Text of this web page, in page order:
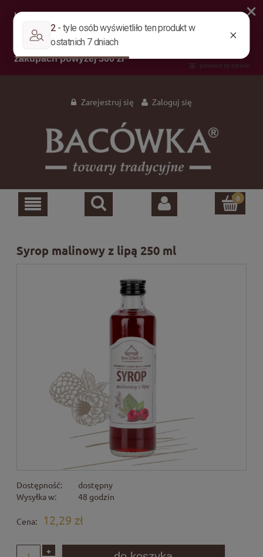
Zarejestruj się Zaloguj się
Syrop malinowy z lipą 250 ml
Dostępność:
dostępny
Wysyłka w:
48 godzin
Cena: 12,29 zł
+